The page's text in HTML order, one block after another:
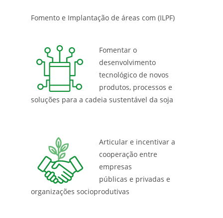
Fomento e Implantação de áreas com (ILPF)
Fomentar o
desenvolvimento
tecnológico de novos
produtos, processos e
soluções para a cadeia sustentável da soja
Articular e incentivar a
cooperação entre
empresas
públicas e privadas e
organizações socioprodutivas